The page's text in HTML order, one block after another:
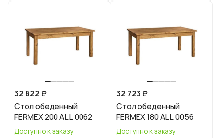
32 822 ₽
Стол обеденный
FERMEX 200 ALL 0062
Доступно к заказу
32 723 ₽
Стол обеденный
FERMEX 180 ALL 0056
Доступно к заказу